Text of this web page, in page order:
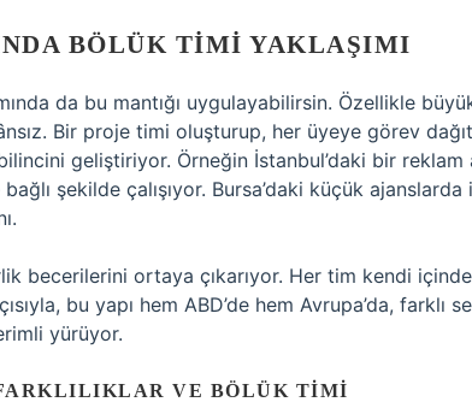
BÖLÜK TIMI YAKLAŞIMI
da bu mantığı uygulayabilirsin. Özellikle
Bir proje timi oluşturup, her üyeye görev
geliştiriyor. Örneğin İstanbul’daki bir
şekilde çalışıyor. Bursa’daki küçük
becerilerini ortaya çıkarıyor. Her tim kendi
bu yapı hem ABD’de hem Avrupa’da,
yürüyor.
VE BÖLÜK TIMI